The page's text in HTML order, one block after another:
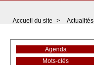
Accueil du site > Actualités
Agenda
Mots-clés